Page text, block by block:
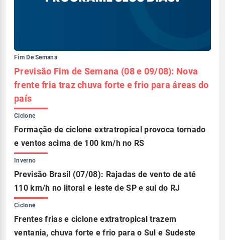
Fim De Semana
Previsão Fim de Semana (08 e 09/08): Nova
frente fria traz chuva forte e frio para áreas do
país
Ciclone
Formação de ciclone extratropical provoca tornado
e ventos acima de 100 km/h no RS
Inverno
Previsão Brasil (07/08): Rajadas de vento de até
110 km/h no litoral e leste de SP e sul do RJ
Ciclone
Frentes frias e ciclone extratropical trazem
ventania, chuva forte e frio para o Sul e Sudeste